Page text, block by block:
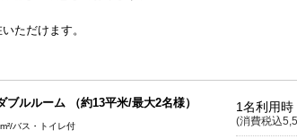
ただけます。
ブルルーム （約13平米/最大2名様）
バス・トイレ付
1名利用時
(消費税込